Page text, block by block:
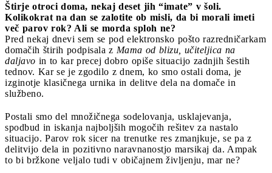
Štirje otroci doma, nekaj deset jih “imate” v šoli.
Kolikokrat na dan se zalotite ob misli, da bi morali imeti
več parov rok? Ali se morda sploh ne?
Pred nekaj dnevi sem se pod elektronsko pošto razredničarkam
domačih štirih podpisala z Mama od blizu, učiteljica na
daljavo in to kar precej dobro opiše situacijo zadnjih šestih
tednov. Kar se je zgodilo z dnem, ko smo ostali doma, je
izginotje klasičnega urnika in delitve dela na domače in
službeno.
Postali smo del množičnega sodelovanja, usklajevanja,
spodbud in iskanja najboljših mogočih rešitev za nastalo
situacijo. Parov rok sicer na trenutke res zmanjkuje, se pa z
delitvijo dela in pozitivno naravnanostjo marsikaj da. Ampak
to bi bržkone veljalo tudi v običajnem življenju, mar ne?